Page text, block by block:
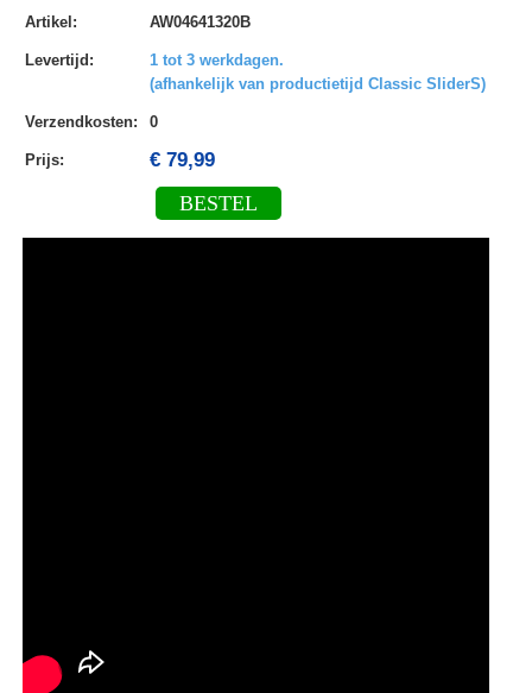
Artikel : AW04641320B
Levertijd :
1 tot 3 werkdagen.
(afhankelijk van productietijd Classic SliderS)
Verzendkosten: 0
Prijs: € 79,99
BESTEL